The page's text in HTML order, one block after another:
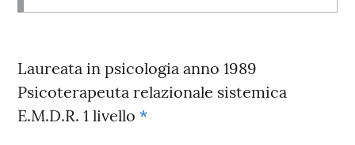
Laureata in psicologia anno 1989
Psicoterapeuta relazionale sistemica
E.M.D.R. 1 livello *